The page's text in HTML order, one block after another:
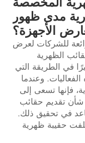
مدى ظهور
الأجهزة؟
للشركات لعرض
الظهرية
في الطريقة التي
وعندما
فإنها تسعى إلى
شأن تقديم حقائب
في تحقيق ذلك.
حقيبة ظهرية